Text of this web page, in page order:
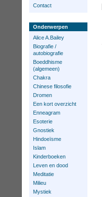
Contact
Onderwerpen
Alice A.Bailey
Biografie /
autobiografie
Boeddhisme
(algemeen)
Chakra
Chinese filosofie
Dromen
Een kort overzicht
Enneagram
Esoterie
Gnostiek
Hindoeïsme
Islam
Kinderboeken
Leven en dood
Meditatie
Milieu
Mystiek